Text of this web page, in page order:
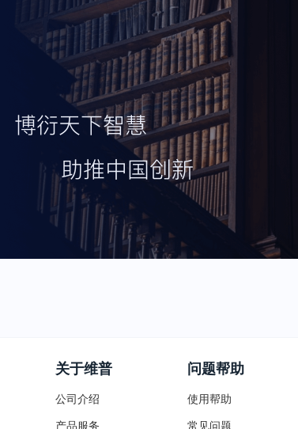
关于维普
公司介绍
产品服务
问题帮助
使用帮助
常见问题